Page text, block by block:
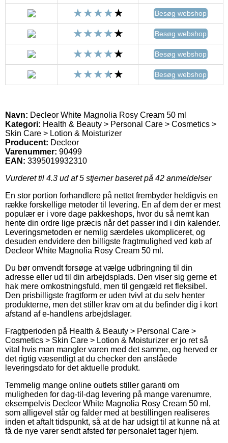
Besøg webshop
Besøg webshop
Besøg webshop
Besøg webshop
Navn: Decleor White Magnolia Rosy Cream 50 ml
Kategori: Health & Beauty > Personal Care > Cosmetics >
Skin Care > Lotion & Moisturizer
Producent: Decleor
Varenummer: 90499
EAN: 3395019932310
Vurderet til 4.3 ud af 5 stjerner baseret på 42 anmeldelser
En stor portion forhandlere på nettet frembyder heldigvis en
række forskellige metoder til levering. En af dem der er mest
populær er i vore dage pakkeshops, hvor du så nemt kan
hente din ordre lige præcis når det passer ind i din kalender.
Leveringsmetoden er nemlig særdeles ukompliceret, og
desuden endvidere den billigste fragtmulighed ved køb af
Decleor White Magnolia Rosy Cream 50 ml.
Du bør omvendt forsøge at vælge udbringning til din
adresse eller ud til din arbejdsplads. Den viser sig gerne et
hak mere omkostningsfuld, men til gengæld ret fleksibel.
Den prisbilligste fragtform er uden tvivl at du selv henter
produkterne, men det stiller krav om at du befinder dig i kort
afstand af e-handlens arbejdslager.
Fragtperioden på Health & Beauty > Personal Care >
Cosmetics > Skin Care > Lotion & Moisturizer er jo ret så
vital hvis man mangler varen med det samme, og herved er
det rigtig væsentligt at du checker den anslåede
leveringsdato for det aktuelle produkt.
Temmelig mange online outlets stiller garanti om
muligheden for dag-til-dag levering på mange varenumre,
eksempelvis Decleor White Magnolia Rosy Cream 50 ml,
som alligevel står og falder med at bestillingen realiseres
inden et aftalt tidspunkt, så at de har udsigt til at kunne nå at
få de nye varer sendt afsted før personalet tager hjem.